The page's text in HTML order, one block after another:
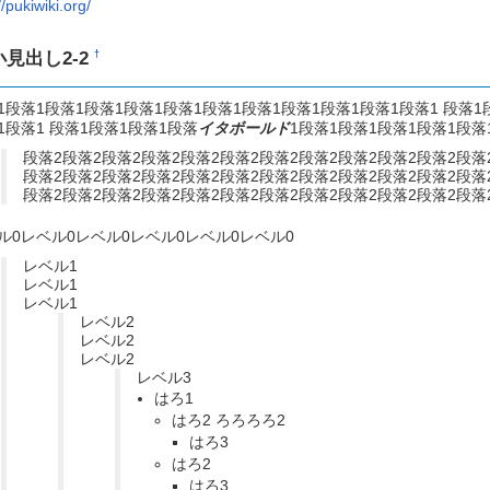
pukiwiki.org/
見出し2-2†
段落1段落1段落1段落1段落1段落1段落1段落1段落1段落1段落1 段落1
段落1 段落1段落1段落1段落イタボールド1段落1段落1段落1段落1段
段落2段落2段落2段落2段落2段落2段落2段落2段落2段落2段落2段落
段落2段落2段落2段落2段落2段落2段落2段落2段落2段落2段落2段落
段落2段落2段落2段落2段落2段落2段落2段落2段落2段落2段落2段落
0レベル0レベル0レベル0レベル0レベル0
レベル1
レベル1
レベル1
レベル2
レベル2
レベル2
レベル3
はろ1
はろ2 ろろろろ2
はろ3
はろ2
はろ3